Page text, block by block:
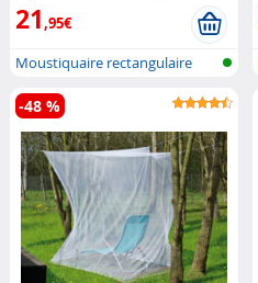
21,95€
Moustiquaire rectangulaire
pour int...
-48 %